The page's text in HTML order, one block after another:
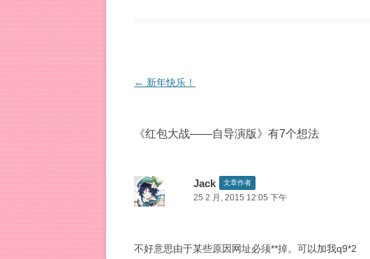
文
航
← 新年快乐！
《红包大战——自导演版》有7个想法
Jack 文章作者
25 2 月, 2015 12:05 下午
不好意思由于某些原因网址必须**掉。可以加我q9*2